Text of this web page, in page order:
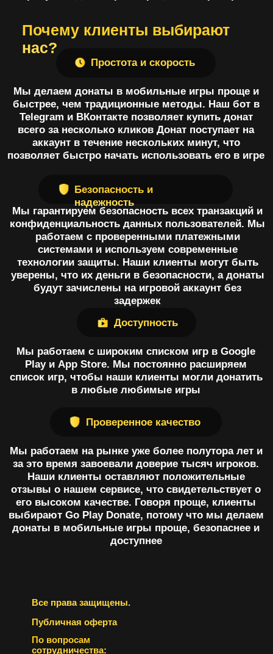
Мы работаем с широким списком игр в Google
Play и App Store. Мы постоянно расширяем
список игр, чтобы наши клиенты могли донатить
в любые любимые игры
Проверенное качество
Мы работаем на рынке уже более полутора лет и
за это время завоевали доверие тысяч игроков.
Наши клиенты оставляют положительные
отзывы о нашем сервисе, что свидетельствует о
его высоком качестве. Говоря проще, клиенты
доступнее
Go Play Donate
Все права защищены.
Публичная оферта
Политика Конфиденциальности
По вопросам
сотрудничества:
@spbkrs
Купить донат в любой игре или приложении